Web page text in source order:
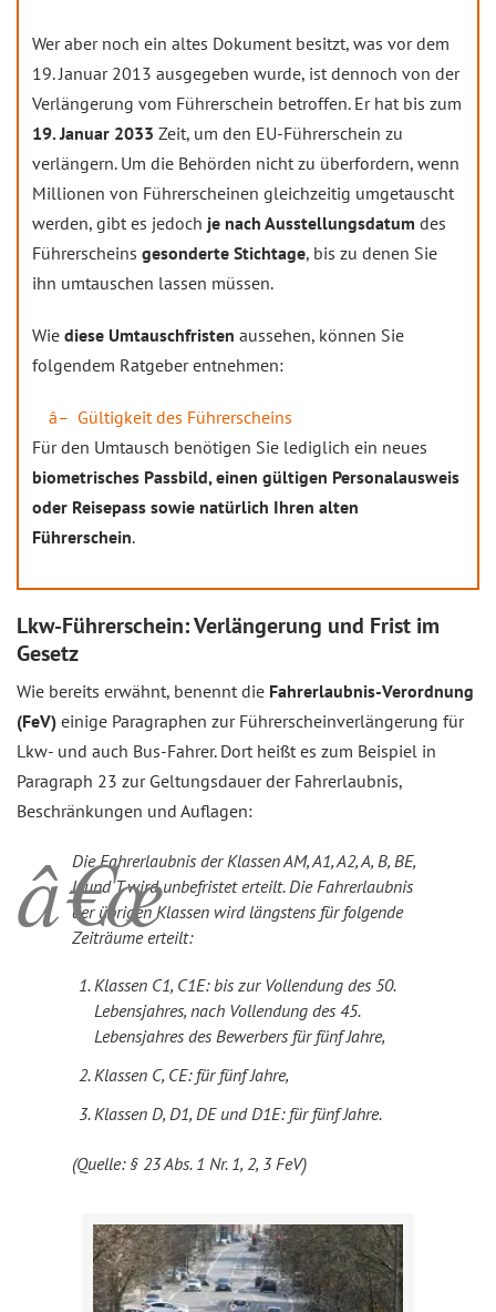
Wer aber noch ein altes Dokument besitzt, was vor dem
19. Januar 2013 ausgegeben wurde, ist dennoch von der
Verlängerung vom Führerschein betroffen. Er hat bis zum
19. Januar 2033 Zeit, um den EU-Führerschein zu
verlängern. Um die Behörden nicht zu überfordern, wenn
Millionen von Führerscheinen gleichzeitig umgetauscht
werden, gibt es jedoch je nach Ausstellungsdatum des
Führerscheins gesonderte Stichtage, bis zu denen Sie
ihn umtauschen lassen müssen.
Wie diese Umtauschfristen aussehen, können Sie
folgendem Ratgeber entnehmen:
Gültigkeit des Führerscheins
Für den Umtausch benötigen Sie lediglich ein neues
biometrisches Passbild, einen gültigen Personalausweis
oder Reisepass sowie natürlich Ihren alten
Führerschein.
Lkw-Führerschein: Verlängerung und Frist im
Gesetz
Wie bereits erwähnt, benennt die Fahrerlaubnis-Verordnung
(FeV) einige Paragraphen zur Führerscheinverlängerung für
Lkw- und auch Bus-Fahrer. Dort heißt es zum Beispiel in
Paragraph 23 zur Geltungsdauer der Fahrerlaubnis,
Beschränkungen und Auflagen:
Die Fahrerlaubnis der Klassen AM, A1, A2, A, B, BE,
L und T wird unbefristet erteilt. Die Fahrerlaubnis
der übrigen Klassen wird längstens für folgende
Zeiträume erteilt:
Klassen C1, C1E: bis zur Vollendung des 50.
Lebensjahres, nach Vollendung des 45.
Lebensjahres des Bewerbers für fünf Jahre,
Klassen C, CE: für fünf Jahre,
Klassen D, D1, DE und D1E: für fünf Jahre.
(Quelle: § 23 Abs. 1 Nr. 1, 2, 3 FeV)